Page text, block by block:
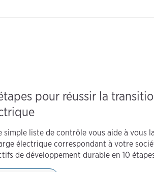
pour réussir la
simple liste de contrôle vous aide à vous
électrique correspondant à votre
de développement durable en 10